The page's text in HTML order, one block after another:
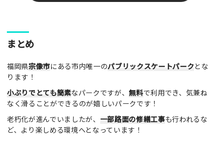
ここのパークやスポットの感想をぜひお寄せください！みんな
の参考となります！
レビュータイトル（※必須）
レビュー本文（※必須）
まとめ
福岡県宗像市にある市内唯一のパブリックスケートパークとな
ります！
小ぶりでとても簡素なパークですが、無料で利用でき、気兼ね
なく滑ることができるのが嬉しいパークです！
老朽化が進んでいましたが、 一部路面の修繕工事も行われるな
ど、より楽しめる環境へとなっています！